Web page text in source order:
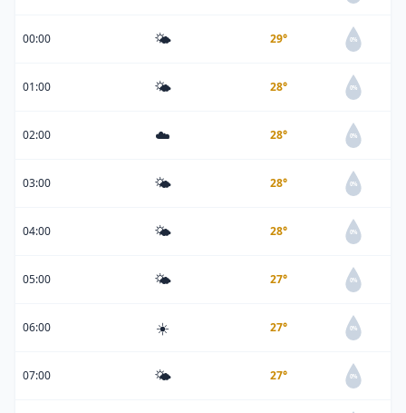
00:00 🌤️ 29° 0%
01:00 🌤️ 28° 0%
02:00 ☁️ 28° 0%
03:00 🌤️ 28° 0%
04:00 🌤️ 28° 0%
05:00 🌤️ 27° 0%
06:00 ☀️ 27° 0%
07:00 🌤️ 27° 0%